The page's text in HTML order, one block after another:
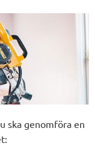
ska genomföra en